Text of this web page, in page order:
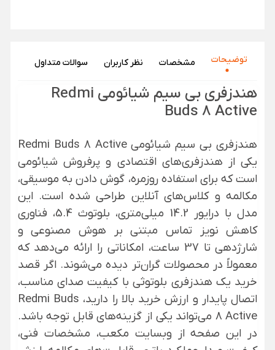
توضیحات مشخصات نظر‌ کاربران سوالات متداول
هندزفری بی سیم شیائومی Redmi
Buds 8 Active
هندزفری بی سیم
شیائومی Redmi Buds 8 Active
یکی از هندزفری‌های اقتصادی و پرفروش شیائومی
است که برای استفاده روزمره، گوش دادن به موسیقی،
مکالمه و کلاس‌های آنلاین طراحی شده است. این
مدل با درایور 14.2 میلی‌متری، بلوتوث 5.4، فناوری
کاهش نویز تماس مبتنی بر هوش مصنوعی و
شارژدهی تا 37 ساعت، امکاناتی را ارائه می‌دهد که
معمولاً در محصولات گران‌تر دیده می‌شوند. اگر قصد
خرید یک هندزفری بلوتوثی با کیفیت صدای مناسب،
اتصال پایدار و ارزش خرید بالا را دارید، Redmi Buds
8 Active می‌تواند یکی از گزینه‌های قابل توجه باشد.
در این صفحه از وبسایت مکعب، مشخصات فنی،